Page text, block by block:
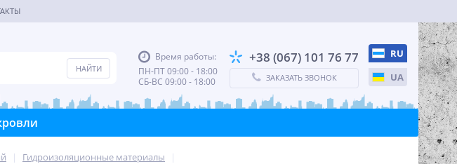
Время работы:
ПН-ПТ 09:00 - 18:00
СБ-ВС 09:00 - 18:00
+38 (067) 101 76 77
ЗАКАЗАТЬ ЗВОНОК
RU
UA
| Гидроизоляционные материалы
|